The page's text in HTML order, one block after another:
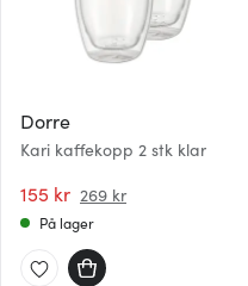
Dorre
Kari kaffekopp 2 stk klar
155 kr 269 kr
På lager